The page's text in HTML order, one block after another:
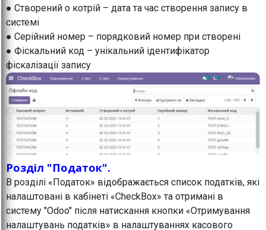
● Створений о котрій – дата та час створення запису в
системі
● Серійний номер – порядковий номер при створені
● Фіскальний код – унікальний ідентифікатор
фіскалізації запису
Розділ "Податок".
В розділі «Податок» відображається список податків, які
налаштовані в кабінеті «CheckBox» та отримані в
систему "Odoo" після натискання кнопки «Отримування
налаштувань податків» в налаштуваннях касового